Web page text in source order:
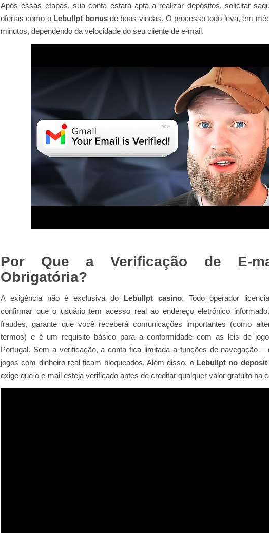
Após essas etapas, sua conta estará apta a realizar depósitos, solicitar
ofertas como o Lebullpt bonusde boas‑vindas. O processo todo leva, em
minutos, dependendo da velocidade do seu cliente de e‑mail.
Por Que a Verificação de
Obrigatória?
A exigência não é exclusiva do Lebullpt casino. Todo operador
confirmar que o usuário tem acesso real ao endereço eletrônico
fraudes, garante que você receberá comunicações importantes (como
termos) e é um requisito básico para a conformidade com as leis de
Portugal. Sem a verificação, a conta fica limitada a funções de navegação –
jogos com dinheiro real ficam bloqueados. Além disso, o Lebullpt no deposit
exige que o e‑mail esteja verificado antes de creditar qualquer valor gratuito na